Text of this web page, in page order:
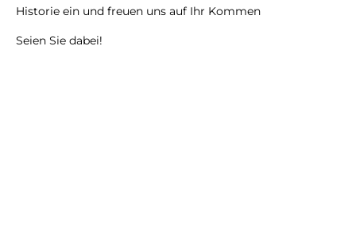
Historie ein und freuen uns auf Ihr Kommen
Seien Sie dabei!